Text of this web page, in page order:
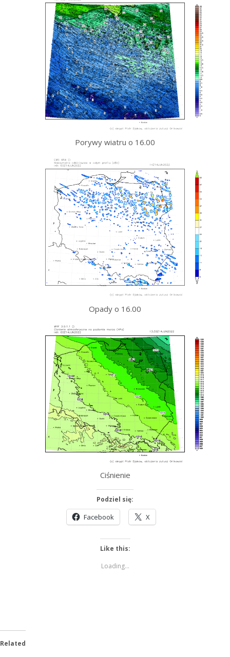
Porywy wiatru o 16.00
Opady o 16.00
Ciśnienie
Podziel się:
Facebook X
Like this:
Loading...
Related